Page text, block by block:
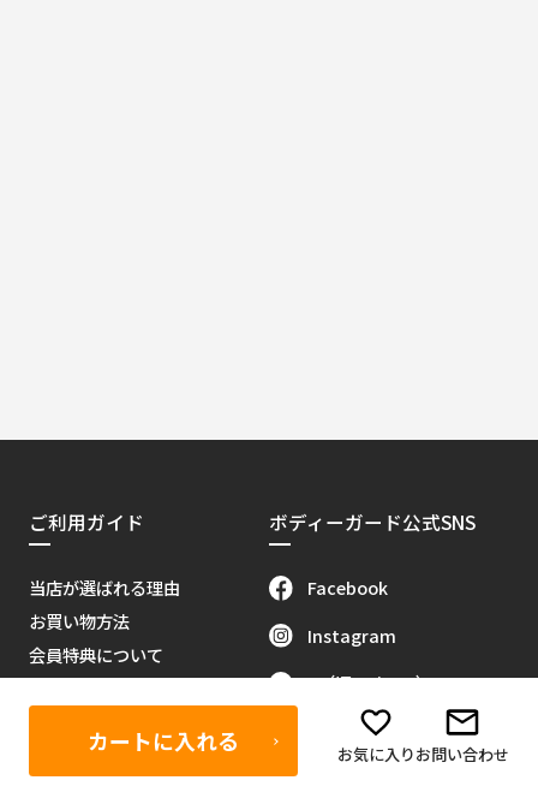
カートに入れる お気に入りお問い合わせ
ご利用ガイド
当店が選ばれる理由
お買い物方法
会員特典について
お問い合わせ
ボディーガード公式SNS
Facebook
Instagram
X（旧Twitter）
Youtube